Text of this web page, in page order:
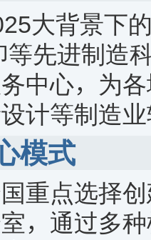
大背景下
先进制造
中心，为
计等制造
模式
重点选择
，通过多